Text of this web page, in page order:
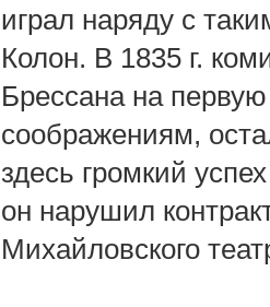
играл наряду с
Колон. В 1835 г.
Брессана на
соображениям,
здесь громкий
он нарушил
Михайловского